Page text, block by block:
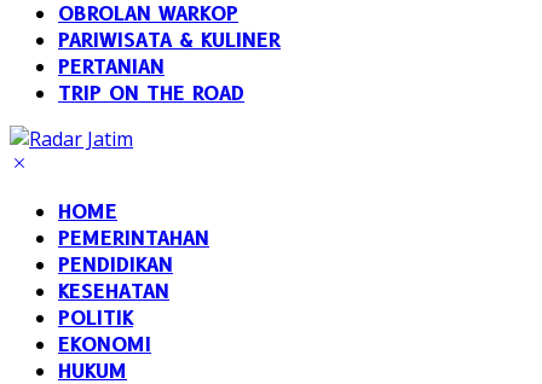
OBROLAN WARKOP
PARIWISATA & KULINER
PERTANIAN
TRIP ON THE ROAD
HOME
PEMERINTAHAN
PENDIDIKAN
KESEHATAN
POLITIK
EKONOMI
HUKUM